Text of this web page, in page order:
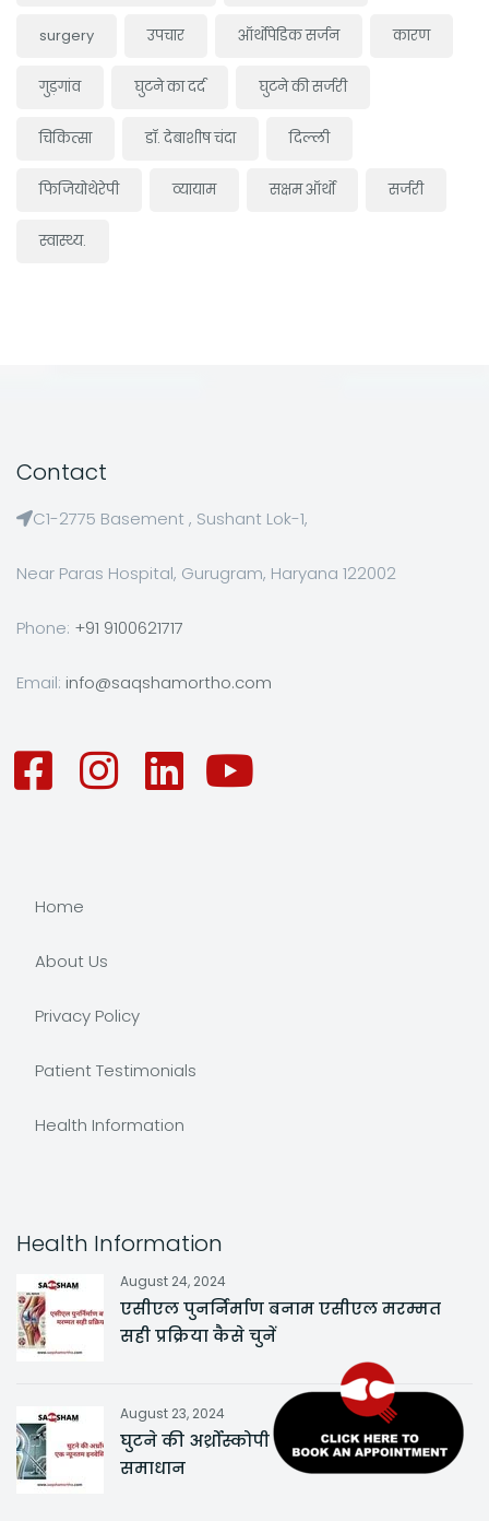
surgery उपचार ऑर्थोपेडिक सर्जन कारण
गुड़गांव घुटने का दर्द घुटने की सर्जरी
चिकित्सा डॉ. देबाशीष चंदा दिल्ली
फिजियोथेरेपी व्यायाम सक्षम ऑर्थो सर्जरी
स्वास्थ्य.
Contact
C1-2775 Basement , Sushant Lok-1,
Near Paras Hospital, Gurugram, Haryana 122002
Phone: +91 9100621717
Email: info@saqshamortho.com
Home
About Us
Privacy Policy
Patient Testimonials
Health Information
Health Information
August 24, 2024
एसीएल पुनर्निर्माण बनाम एसीएल मरम्मत
सही प्रक्रिया कैसे चुनें
August 23, 2024
घुटने की अर्थ्रोस्कोपी एक न्यूनतम इनवेसिव
समाधान